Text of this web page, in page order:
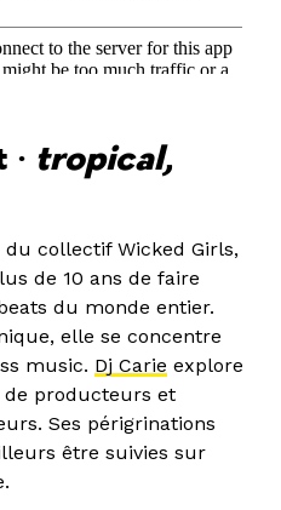
tropical,
collectif Wicked Girls,
de 10 ans de faire
du monde entier.
elle se concentre
music. Dj Carie explore
producteurs et
Ses périgrinations
être suivies sur